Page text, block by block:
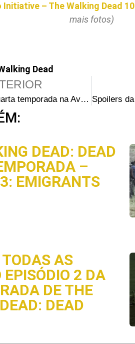
Initiative – The Walking Dead
mais fotos)
Dead
Gravações da quarta temporada na Avenida Dolly Nixon na terça-feira
DEAD: DEAD
–
EMIGRANTS
AS
EPISÓDIO 2 DA
DE THE
DEAD